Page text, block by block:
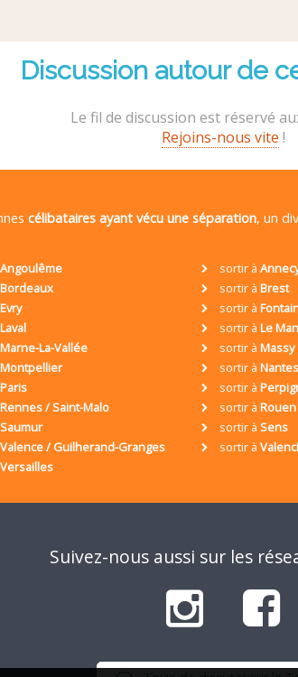
Discussion autour de
Le fil de discussion est réservé
Rejoins-nous vite !
célibataires ayant vécu une séparation, un
Angoulême sortir à
Bordeaux sortir à Brest
Evry sortir à
Laval sortir à Le
Marne-La-Vallée sortir à Massy
Montpellier sortir à
Paris sortir à
Rennes / Saint-Malo sortir à Rouen
Saumur sortir à Sens
Valence / Guilherand-Granges sortir à
Versailles
Suivez-nous aussi sur les